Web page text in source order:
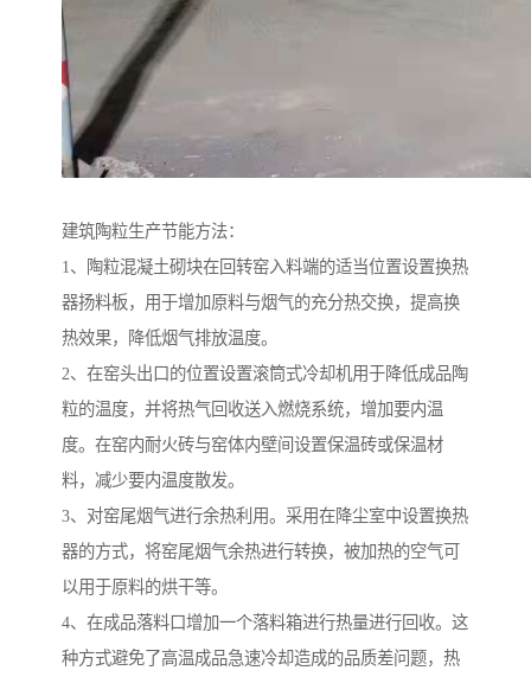
建筑陶粒生产节能方法：
1、陶粒混凝土砌块在回转窑入料端的适当位置设置换热
器扬料板，用于增加原料与烟气的充分热交换，提高换
热效果，降低烟气排放温度。
2、在窑头出口的位置设置滚筒式冷却机用于降低成品陶
粒的温度，并将热气回收送入燃烧系统，增加要内温
度。在窑内耐火砖与窑体内壁间设置保温砖或保温材
料，减少要内温度散发。
3、对窑尾烟气进行余热利用。采用在降尘室中设置换热
器的方式，将窑尾烟气余热进行转换，被加热的空气可
以用于原料的烘干等。
4、在成品落料口增加一个落料箱进行热量进行回收。这
种方式避免了高温成品急速冷却造成的品质差问题，热